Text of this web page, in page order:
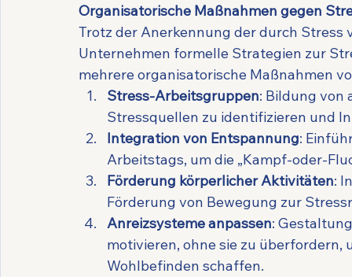
Organisatorische Maßnahmen gegen
Trotz der Anerkennung der durch
Unternehmen formelle Strategien zur
mehrere organisatorische Maßnahmen
Stress-Arbeitsgruppen: Bildung von
Stressquellen zu identifizieren und
Integration von Entspannung:
Arbeitstags, um die „Kampf-oder-
Förderung körperlicher Aktivitäten:
Förderung von Bewegung zur
Anreizsysteme anpassen:
motivieren, ohne sie zu
Wohlbefinden schaffen.